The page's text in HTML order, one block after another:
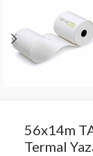
56x14m
Termal